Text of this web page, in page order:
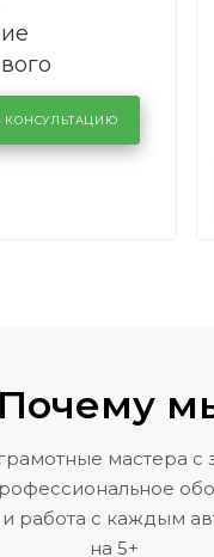
в
сервисе
КОНСУЛЬТАЦИЮ
Почему
мастера с
работа с каждым
на 5+